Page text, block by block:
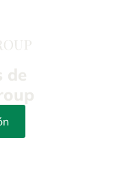
de